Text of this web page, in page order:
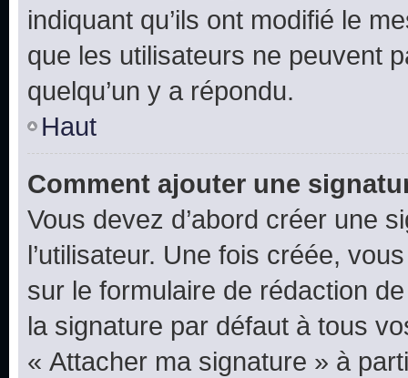
indiquant qu’ils ont modifié le
que les utilisateurs ne peuvent
quelqu’un y a répondu.
Haut
Comment ajouter une
Vous devez d’abord créer une
l’utilisateur. Une fois créée,
sur le formulaire de rédaction
la signature par défaut à tous
« Attacher ma signature » à